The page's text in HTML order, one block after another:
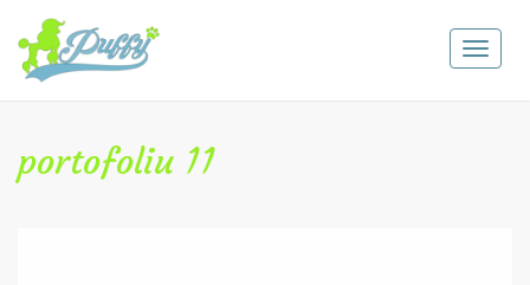
Toggle
portofoliu 11